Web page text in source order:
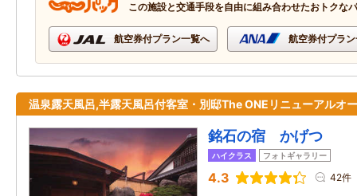
この施設と交通手段を自由に組み合わせたおトクな
航空券付プラン一覧へ 航空券付プラ
温泉露天風呂,半露天風呂付客室・別邸The ONEリニューアルオ
銘石の宿 かげつ
ハイクラス フォトギャラリー
4.3 42件